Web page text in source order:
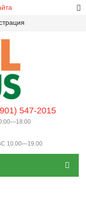
547-2015
10.00—19.00